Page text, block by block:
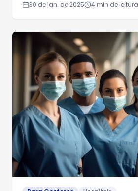
30 de jan. de 2025 4 min de leitura